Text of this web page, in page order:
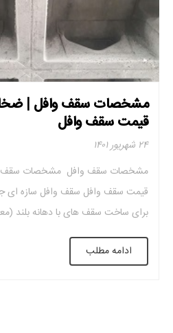
مشخصات سقف وافل |
قیمت سقف وافل
۲۴ شهریور ۱۴۰۱
مشخصات سقف وافل مشخصات سقف
قیمت سقف وافل سقف وافل سازه ای
می شود. سقف وافل از بتن مسلح
شبکه و پنجره دارد. این ساختار […]
ادامه مطلب